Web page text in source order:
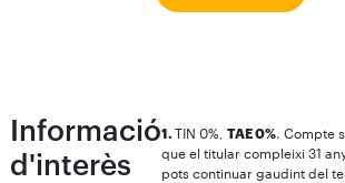
Informació
d'interès
1. TIN 0%, TAE 0%. Compte
que el titular compleixi 31
pots continuar gaudint del